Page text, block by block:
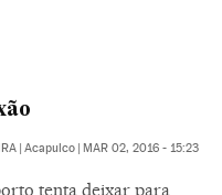
Acapulco
MAR 02, 2016 - 15:23
tenta deixar para